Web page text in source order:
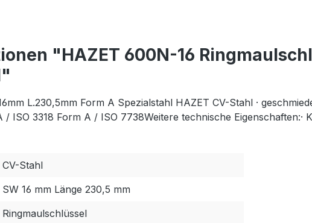
"HAZET 600N-16
L.230,5mm Form A Spezialstahl HAZET CV-Stahl ·
/ ISO 3318 Form A / ISO 7738Weitere technische Eigenschaften:·
CV-Stahl
SW 16 mm Länge 230,5 mm
Ringmaulschlüssel